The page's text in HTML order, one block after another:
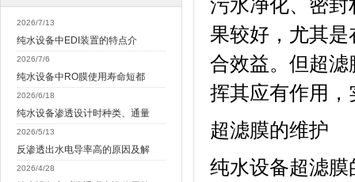
2026/7/13
纯水设备中EDI装置的特点介
2026/7/6
纯水设备中RO膜使用寿命短都
2026/6/18
纯水设备渗透设计时种类、通量
2026/5/13
反渗透出水电导率高的原因及解
2026/4/28
污水净化、密
果较好，尤其
合效益。但超
挥其应有作用
超滤膜的维护
纯水设备超滤膜